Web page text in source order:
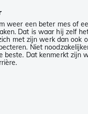
weer een beter mes of
Dat is waar hij zelf
met zijn werk dan ook
Niet
beste. Dat kenmerkt zijn